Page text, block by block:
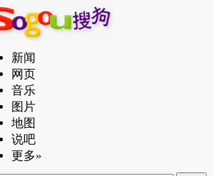
新闻
网页
音乐
图片
地图
说吧
更多»